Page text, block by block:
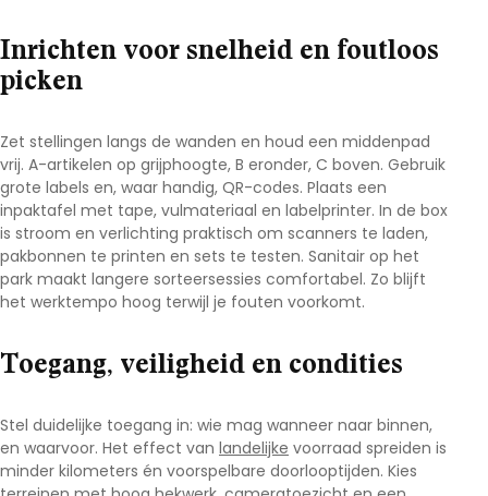
Inrichten voor snelheid en foutloos
picken
Zet stellingen langs de wanden en houd een middenpad
vrij. A-artikelen op grijphoogte, B eronder, C boven. Gebruik
grote labels en, waar handig, QR-codes. Plaats een
inpaktafel met tape, vulmateriaal en labelprinter. In de box
is stroom en verlichting praktisch om scanners te laden,
pakbonnen te printen en sets te testen. Sanitair op het
park maakt langere sorteersessies comfortabel. Zo blijft
het werktempo hoog terwijl je fouten voorkomt.
Toegang, veiligheid en condities
Stel duidelijke toegang in: wie mag wanneer naar binnen,
en waarvoor. Het effect van landelijke voorraad spreiden is
minder kilometers én voorspelbare doorlooptijden. Kies